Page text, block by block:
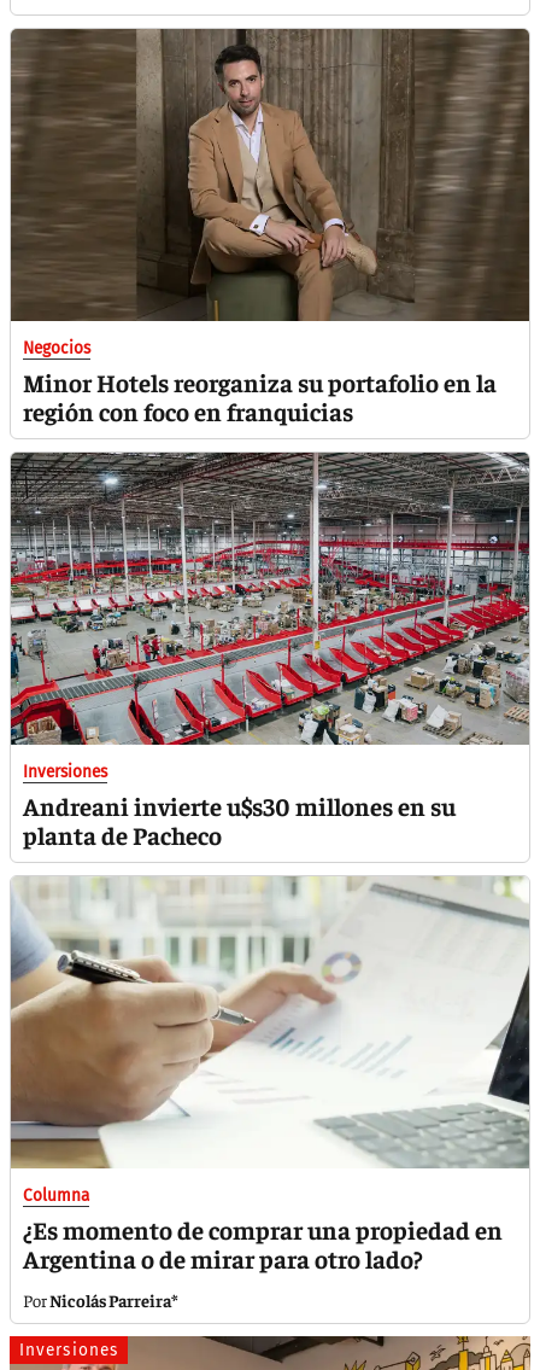
Negocios
Minor Hotels reorganiza su portafolio en la
región con foco en franquicias
Inversiones
Andreani invierte u$s30 millones en su
planta de Pacheco
Columna
¿Es momento de comprar una propiedad en
Argentina o de mirar para otro lado?
Nicolás Parreira*
Inversiones